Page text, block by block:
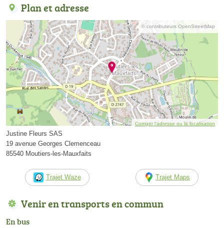
Plan et adresse
© contributeurs OpenStreetMap
Corriger l’adresse ou la localisation
Justine Fleurs SAS
19 avenue Georges Clemenceau
85540 Moutiers-les-Mauxfaits
Trajet Waze Trajet Maps
Venir en transports en commun
En bus